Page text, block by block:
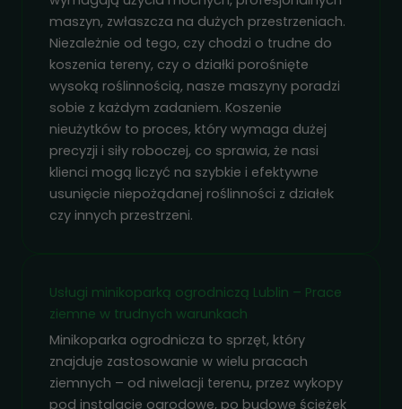
maszyn, zwłaszcza na dużych przestrzeniach.
Niezależnie od tego, czy chodzi o trudne do
koszenia tereny, czy o działki porośnięte
wysoką roślinnością, nasze maszyny poradzi
sobie z każdym zadaniem. Koszenie
nieużytków to proces, który wymaga dużej
precyzji i siły roboczej, co sprawia, że nasi
klienci mogą liczyć na szybkie i efektywne
usunięcie niepożądanej roślinności z działek
czy innych przestrzeni.
Usługi minikoparką ogrodniczą Lublin – Prace
ziemne w trudnych warunkach
Minikoparka ogrodnicza to sprzęt, który
znajduje zastosowanie w wielu pracach
ziemnych – od niwelacji terenu, przez wykopy
pod instalacje ogrodowe, po budowę ścieżek